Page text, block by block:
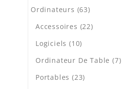
Ordinateurs (63)
Accessoires (22)
Logiciels (10)
Ordinateur De Table (7)
Portables (23)